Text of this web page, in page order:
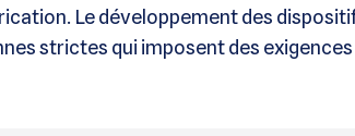
Le développement des
strictes qui imposent des